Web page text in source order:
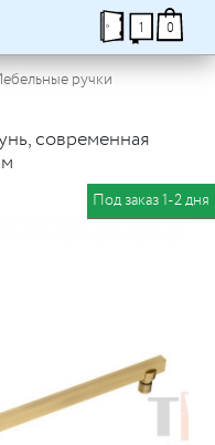
1 0
ручки
современная
Под заказ 1-2 дня